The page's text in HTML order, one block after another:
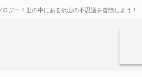
ジー！世の中にある沢山の不思議を冒険しよう！